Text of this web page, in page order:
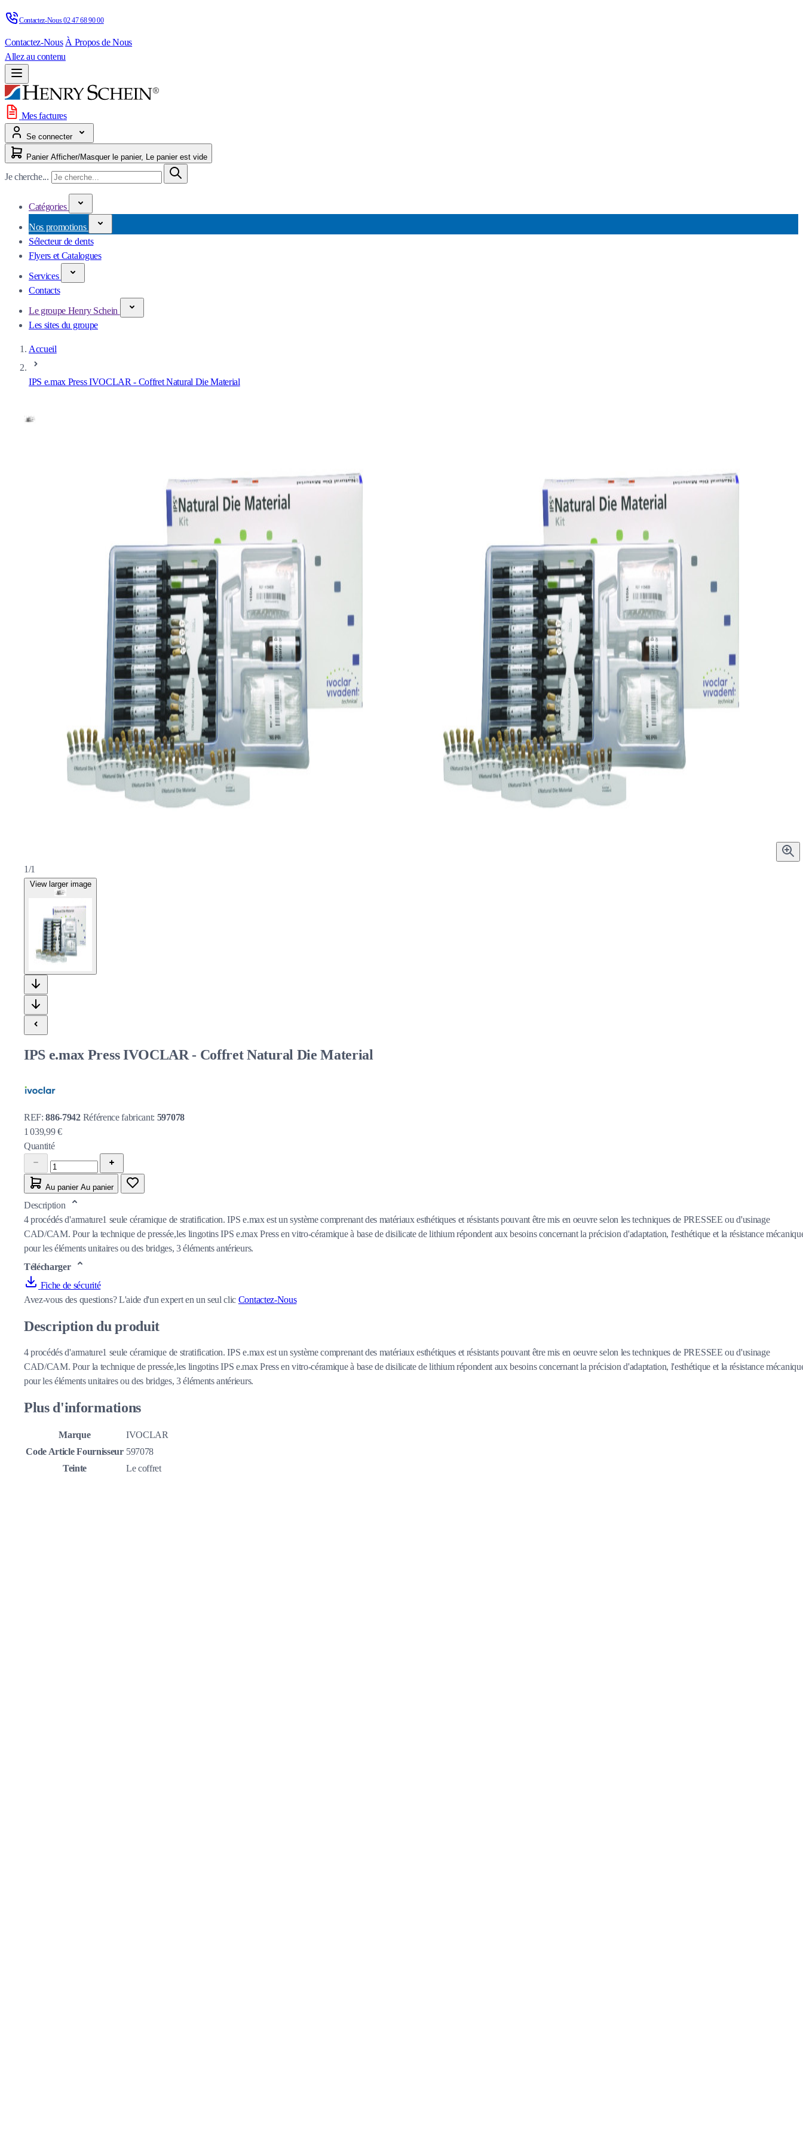
Contactez-Nous 02 47 68 90 00
Contactez-Nous À Propos de Nous
Allez au contenu
Mes factures
Se connecter
Panier Afficher/Masquer le panier, Le panier est vide
Je cherche...
Catégories
Nos promotions
Sélecteur de dents
Flyers et Catalogues
Services
Contacts
Le groupe Henry Schein
Les sites du groupe
Accueil
IPS e.max Press IVOCLAR - Coffret Natural Die Material
1/1
View larger image
IPS e.max Press IVOCLAR - Coffret Natural Die Material
REF:886-7942 Référence fabricant: 597078
1 039,99 €
Quantité
Au panier Au panier
Description
4 procédés d'armature1 seule céramique de stratification. IPS e.max est un système comprenant des matériaux esthétiques et résistants pouvant être mis en oeuvre selon les techniques de PRESSEE ou d'usinage
CAD/CAM. Pour la technique de pressée,les lingotins IPS e.max Press en vitro-céramique à base de disilicate de lithium répondent aux besoins concernant la précision d'adaptation, l'esthétique et la résistance
pour les éléments unitaires ou des bridges, 3 éléments antérieurs.
Télécharger
Fiche de sécurité
Avez-vous des questions?L'aide d'un expert en un seul clic Contactez-Nous
Description du produit
4 procédés d'armature1 seule céramique de stratification. IPS e.max est un système comprenant des matériaux esthétiques et résistants pouvant être mis en oeuvre selon les techniques de PRESSEE ou d'usinage
CAD/CAM. Pour la technique de pressée,les lingotins IPS e.max Press en vitro-céramique à base de disilicate de lithium répondent aux besoins concernant la précision d'adaptation, l'esthétique et la résistance
pour les éléments unitaires ou des bridges, 3 éléments antérieurs.
Plus d'informations
Marque
IVOCLAR
Code Article Fournisseur 597078
Teinte
Le coffret